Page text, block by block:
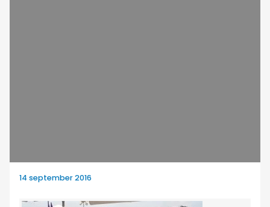
14 september 2016